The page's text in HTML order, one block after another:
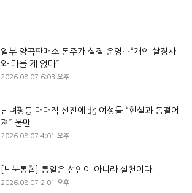
일부 양곡판매소 돈주가 실질 운영…“개인 쌀장사
와 다를 게 없다”
2026.08.07 6:03 오후
남녀평등 대대적 선전에 北 여성들 “현실과 동떨어
져” 불만
2026.08.07 4:01 오후
[남북통합] 통일은 선언이 아니라 실천이다
2026.08.07 2:01 오후